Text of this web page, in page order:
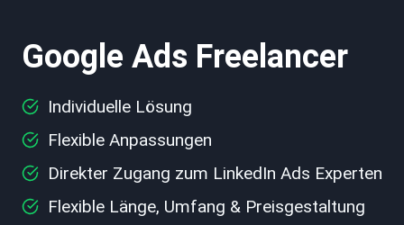
Google Ads Freelancer
Individuelle Lösung
Flexible Anpassungen
Direkter Zugang zum LinkedIn Ads Experten
Flexible Länge, Umfang & Preisgestaltung